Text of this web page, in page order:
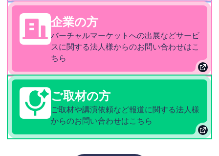
企業の方
バーチャルマーケットへの出展などサービ
スに関する法人様からのお問い合わせはこ
ちら
ご取材の方
ご取材や講演依頼など報道に関する法人様
からのお問い合わせはこちら